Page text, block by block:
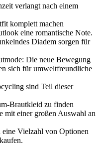
verlangt nach einem
komplett machen
eine romantische Note.
Diadem sorgen für
Die neue Bewegung
sich für umweltfreundliche
sind Teil dieser
Brautkleid zu finden
mit einer großen Auswahl an
Vielzahl von Optionen